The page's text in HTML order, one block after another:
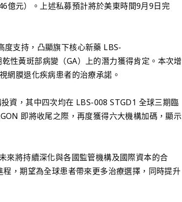
億元）。上述私募預計將於美東時間9月9日完
支持，凸顯旗下核心新藥 LBS-
性黃斑部病變（GA）上的潛力獲得肯定。本次增
網膜退化疾病患者的治療承諾。
資，其中四次均在 LBS-008 STGD1 全球三期臨
即將收尾之際，再度獲得六大機構加碼，顯示
將持續深化與各國監管機構及國際資本的合
，期望為全球患者帶來更多治療選擇，同時提升